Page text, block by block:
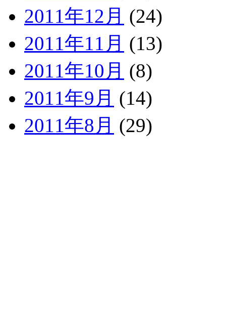
2011年12月 (24)
2011年11月 (13)
2011年10月 (8)
2011年9月 (14)
2011年8月 (29)